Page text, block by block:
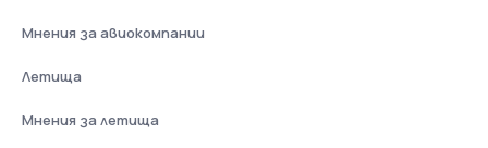
Мнения за авиокомпании
Летища
Мнения за летища